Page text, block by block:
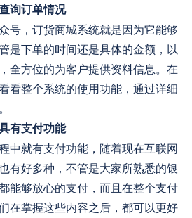
询订单情况
，订货商城系统就是因为它能够
是下单的时间还是具体的金额，以
全方位的为客户提供资料信息。在
看整个系统的使用功能，通过详细
有支付功能
就有支付功能，随着现在互联网
有好多种，不管是大家所熟悉的银
能够放心的支付，而且在整个支付
在掌握这些内容之后，都可以更好